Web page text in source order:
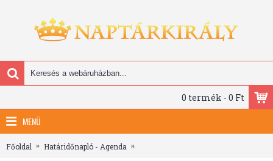
0 termék - 0 Ft
MENÜ
Főoldal Határidőnapló - Agenda